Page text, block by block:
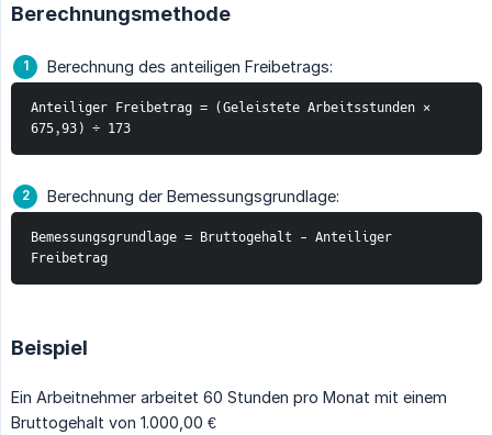
Berechnungsmethode
Berechnung des anteiligen Freibetrags:
Anteiliger Freibetrag = (Geleistete Arbeitsstunden ×
675,93) ÷ 173
Berechnung der Bemessungsgrundlage:
Bemessungsgrundlage = Bruttogehalt - Anteiliger
Freibetrag
Beispiel
Ein Arbeitnehmer arbeitet 60 Stunden pro Monat mit einem
Bruttogehalt von 1.000,00 €